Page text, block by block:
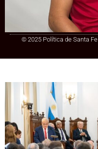
© 2025 Política de Santa Fe